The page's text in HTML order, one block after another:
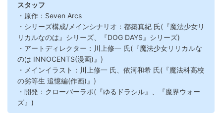
スタッフ
・原作：Seven Arcs
・シリーズ構成/メインシナリオ：都築真紀 氏(『魔法少女リ
リカルなのは』シリーズ、『DOG DAYS』シリーズ)
・アートディレクター：川上修一 氏(『魔法少女リリカルな
のは INNOCENTS(漫画)』)
・メインイラスト：川上修一 氏、依河和希 氏(『魔法科高校
の劣等生 追憶編(作画)』)
・開発：クローバーラボ(『ゆるドラシル』、『魔界ウォー
ズ』)